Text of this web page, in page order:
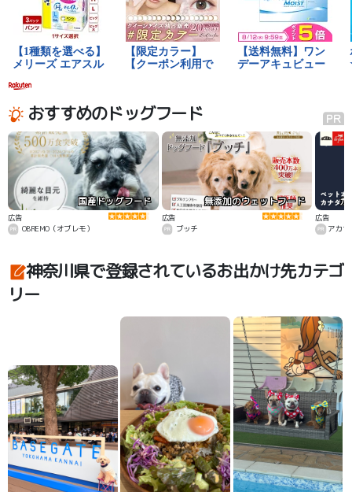
おすすめのドッグフード
国産ドッグフード
広告
OBREMO（オブレモ）
無添加のウェットフード
広告
ブッチ
カ
広告
アカ
神奈川県で登録されているお出かけ先カテゴ
リー